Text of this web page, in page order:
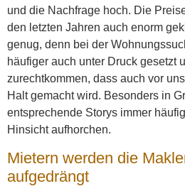
und die Nachfrage hoch. Die
den letzten Jahren auch enorm
genug, denn bei der
häufiger auch unter Druck gesetzt
zurechtkommen, dass auch vor
Halt gemacht wird. Besonders in
entsprechende Storys immer
Hinsicht aufhorchen.
Mietern werden die
aufgedrängt